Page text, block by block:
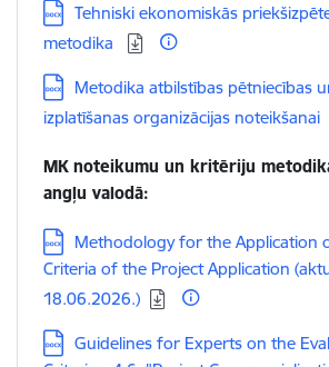
Lejupielādēt:
Tehniski ekonomiskās
metodika
Lejupielādēt:
Metodika atbilstības pētniecības
izplatīšanas organizācijas noteikšanai
MK noteikumu un kritēriju
angļu valodā:
Lejupielādēt:
Methodology for the Application
Criteria of the Project Application
18.06.2026.)
Lejupielādēt:
Guidelines for Experts on the